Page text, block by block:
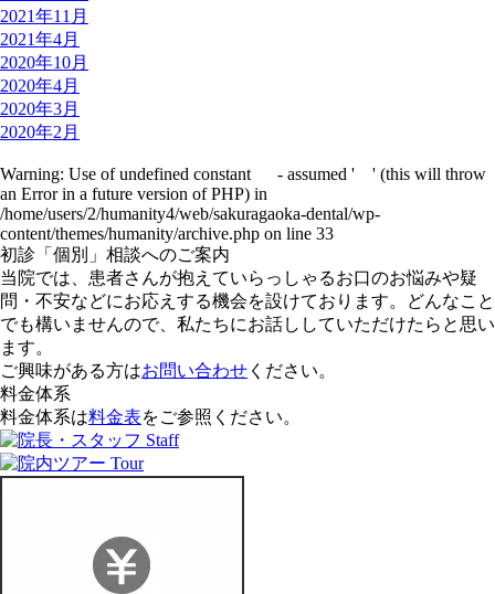
2021年11月
2021年4月
2020年10月
2020年4月
2020年3月
2020年2月
Warning: Use of undefined constant - assumed ' ' (this will throw
an Error in a future version of PHP) in
/home/users/2/humanity4/web/sakuragaoka-dental/wp-
content/themes/humanity/archive.php on line 33
初診「個別」相談へのご案内
当院では、患者さんが抱えていらっしゃるお口のお悩みや疑
問・不安などにお応えする機会を設けております。どんなこと
でも構いませんので、私たちにお話ししていただけたらと思い
ます。
ご興味がある方はお問い合わせ ください。
料金体系
料金体系は料金表をご参照ください。